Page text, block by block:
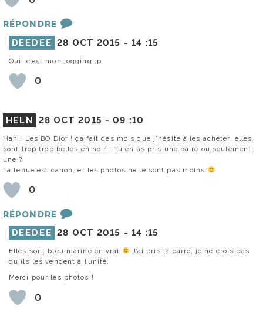
RÉPONDRE
DEEDEE 28 OCT 2015 - 14 :15
Oui, c’est mon jogging :p
0
HELN 28 OCT 2015 -09 :10
Han ! Les BO Dior ! ça fait des mois que j’hésite à les acheter, elles
sont trop trop belles en noir ! Tu en as pris une paire ou seulement
une ?
Ta tenue est canon, et les photos ne le sont pas moins
0
RÉPONDRE
DEEDEE 28 OCT 2015 - 14 :15
Elles sont bleu marine en vrai
J’ai pris la paire, je ne crois pas
qu’ils les vendent à l’unité.
Merci pour les photos !
0